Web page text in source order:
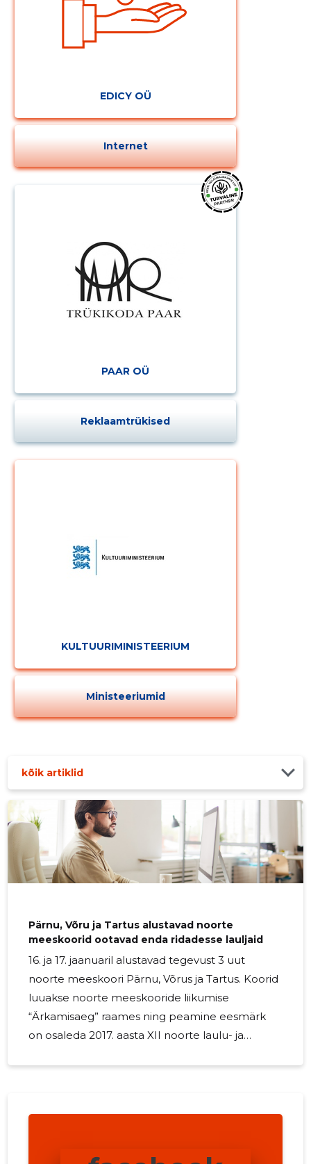
EDICY OÜ
Internet
PAAR OÜ
Reklaamtrükised
KULTUURIMINISTEERIUM
Ministeeriumid
kõik artiklid
Pärnu, Võru ja Tartus alustavad noorte
meeskoorid ootavad enda ridadesse lauljaid
16. ja 17. jaanuaril alustavad tegevust 3 uut
noorte meeskoori Pärnu, Võrus ja Tartus. Koorid
luuakse noorte meeskooride liikumise
“Ärkamisaeg” raames ning peamine eesmärk
on osaleda 2017. aasta XII noorte laulu- ja